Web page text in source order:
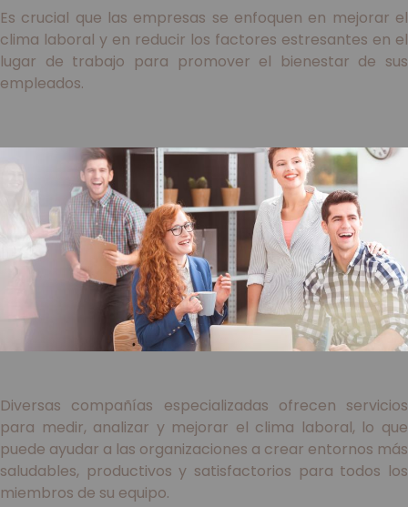
Es crucial que las empresas se enfoquen en mejorar el
clima laboral y en reducir los factores estresantes en el
lugar de trabajo para promover el bienestar de sus
empleados.
Diversas compañías especializadas ofrecen servicios
para medir, analizar y mejorar el clima laboral, lo que
puede ayudar a las organizaciones a crear entornos más
saludables, productivos y satisfactorios para todos los
miembros de su equipo.